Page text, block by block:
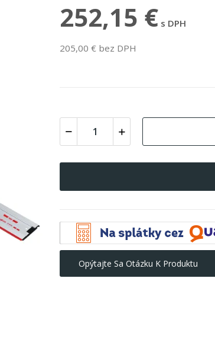
252,15 € s DPH
205,00 € bez DPH
Opýtajte Sa Otázku K Produktu